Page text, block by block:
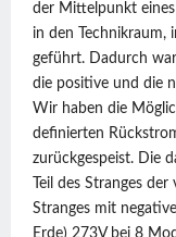
der Mittelpunkt
in den Technikraum,
geführt. Dadurch
die positive und die
Wir haben die
definierten
zurückgespeist. Die
Teil des Stranges
Stranges mit
Erde) 273V bei 8